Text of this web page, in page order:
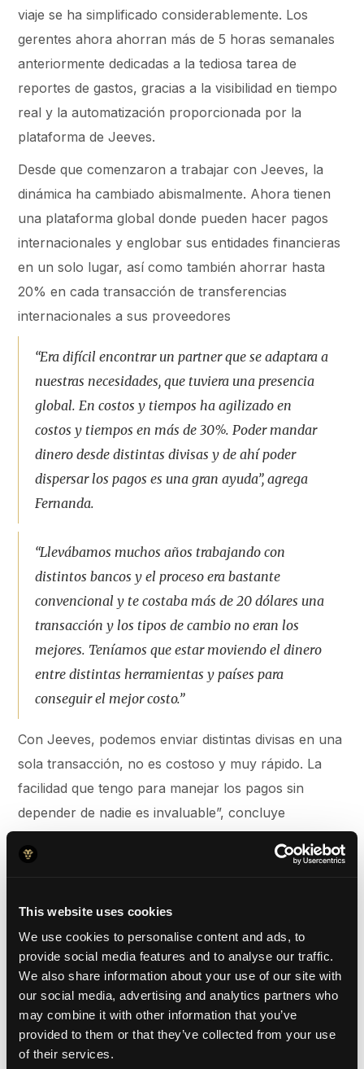
This website uses cookies
We use cookies to personalise content and ads, to
provide social media features and to analyse our traffic.
We also share information about your use of our site with
our social media, advertising and analytics partners who
may combine it with other information that you’ve
provided to them or that they’ve collected from your use
of their services.
viaje se ha simplificado considerablemente. Los
gerentes ahora ahorran más de 5 horas semanales
anteriormente dedicadas a la tediosa tarea de
reportes de gastos, gracias a la visibilidad en tiempo
real y la automatización proporcionada por la
plataforma de Jeeves.
Desde que comenzaron a trabajar con Jeeves, la
dinámica ha cambiado abismalmente. Ahora tienen
una plataforma global donde pueden hacer pagos
internacionales y englobar sus entidades financieras
en un solo lugar, así como también ahorrar hasta
20% en cada transacción de transferencias
internacionales a sus proveedores
“Era difícil encontrar un partner que se adaptara a
nuestras necesidades, que tuviera una presencia
global. En costos y tiempos ha agilizado en
costos y tiempos en más de 30%. Poder mandar
dinero desde distintas divisas y de ahí poder
dispersar los pagos es una gran ayuda”, agrega
Fernanda.
“Llevábamos muchos años trabajando con
distintos bancos y el proceso era bastante
convencional y te costaba más de 20 dólares una
transacción y los tipos de cambio no eran los
mejores. Teníamos que estar moviendo el dinero
entre distintas herramientas y países para
conseguir el mejor costo.”
Con Jeeves, podemos enviar distintas divisas en una
sola transacción, no es costoso y muy rápido. La
facilidad que tengo para manejar los pagos sin
depender de nadie es invaluable”, concluye
finanzas
La solución financiera integral de Jeeves ha
permitido a Bookopro superar sus desafíos de
crecimiento, optimizar su gestión financiera y
mejorar sus relaciones con proveedores. La
plataforma intuitiva y global de Jeeves ha